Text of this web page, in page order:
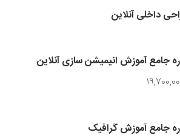
داخلی آنلاین
جامع آموزش انیمیشن سازی آنلاین
جامع آموزش گرافیک